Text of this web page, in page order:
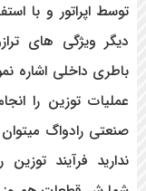
توسط اپراتور و با
دیگر ویژگی های
عملیات توزین را
صنعتی رادواگ
ندارید فرآیند